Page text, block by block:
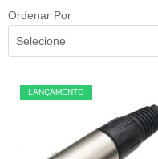
Ordenar Por
Selecione
LANÇAMENTO